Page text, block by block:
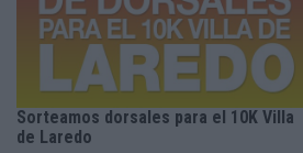
Sorteamos dorsales para el 10K Villa
de Laredo